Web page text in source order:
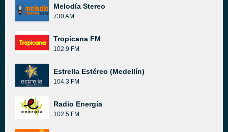
Melodía Stereo
730 AM
Tropicana FM
102.9 FM
Estrella Estéreo (Medellín)
104.3 FM
Radio Energía
102.5 FM